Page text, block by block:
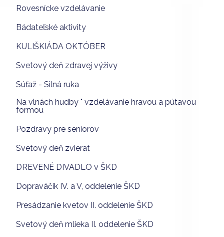
Rovesnícke vzdelávanie
Bádateľské aktivity
KULIŠKIÁDA OKTÓBER
Svetový deň zdravej výživy
Súťaž - Silná ruka
Na vlnách hudby " vzdelávanie hravou a pútavou
formou
Pozdravy pre seniorov
Svetový deň zvierat
DREVENÉ DIVADLO v ŠKD
Dopraváčik IV. a V, oddelenie ŠKD
Presádzanie kvetov II. oddelenie ŠKD
Svetový deň mlieka II. oddelenie ŠKD